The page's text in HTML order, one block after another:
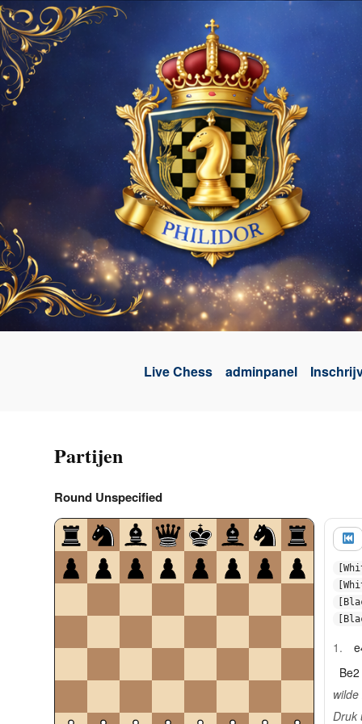
Live Chess adminpanel
Partijen
Round Unspecified
1.
Be2
Druk